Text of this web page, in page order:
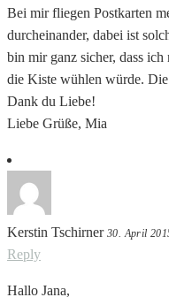
Bei mir fliegen Postkarten
durcheinander, dabei ist
bin mir ganz sicher, dass
die Kiste wühlen würde.
Dank du Liebe!
Liebe Grüße, Mia
Kerstin Tschirner 30. April
Reply
Hallo Jana,